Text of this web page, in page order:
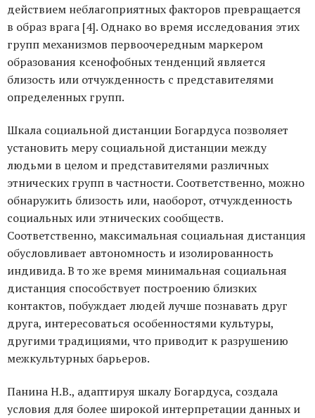
действием неблагоприятных факторов превращается
в образ врага [4]. Однако во время исследования этих
групп механизмов первоочередным маркером
образования ксенофобных тенденций является
близость или отчужденность с представителями
определенных групп.
Шкала социальной дистанции Богардуса позволяет
установить меру социальной дистанции между
людьми в целом и представителями различных
этнических групп в частности. Соответственно, можно
обнаружить близость или, наоборот, отчужденность
социальных или этнических сообществ.
Соответственно, максимальная социальная дистанция
обусловливает автономность и изолированность
индивида. В то же время минимальная социальная
дистанция способствует построению близких
контактов, побуждает людей лучше познавать друг
друга, интересоваться особенностями культуры,
другими традициями, что приводит к разрушению
межкультурных барьеров.
Панина Н.В., адаптируя шкалу Богардуса, создала
условия для более широкой интерпретации данных и